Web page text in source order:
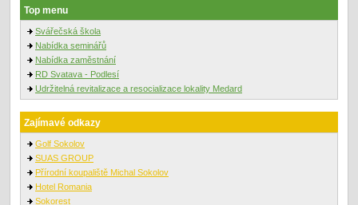
Top menu
Svářečská škola
Nabídka seminářů
Nabídka zaměstnání
RD Svatava - Podlesí
Udržitelná revitalizace a resocializace lokality Medard
Zajímavé odkazy
Golf Sokolov
SUAS GROUP
Přírodní koupaliště Michal Sokolov
Hotel Romania
Sokorest